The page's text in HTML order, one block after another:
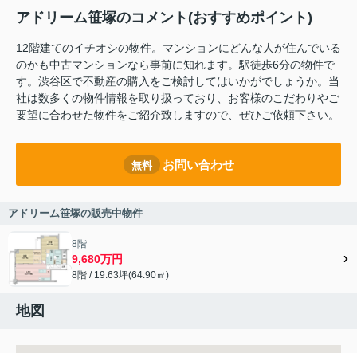
アドリーム笹塚のコメント(おすすめポイント)
12階建てのイチオシの物件。マンションにどんな人が住んでいる
のかも中古マンションなら事前に知れます。駅徒歩6分の物件で
す。渋谷区で不動産の購入をご検討してはいかがでしょうか。当
社は数多くの物件情報を取り扱っており、お客様のこだわりやご
要望に合わせた物件をご紹介致しますので、ぜひご依頼下さい。
無料 お問い合わせ
アドリーム笹塚の販売中物件
8階
9,680万円
8階 / 19.63坪(64.90㎡)
地図